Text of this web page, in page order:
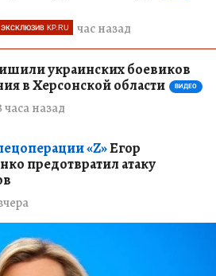
час назад
ЭКСКЛЮЗИВ KP.RU
украинских боевиков
в Херсонской области
ВИДЕО
часа назад
«Z»Егор
предотвратил атаку